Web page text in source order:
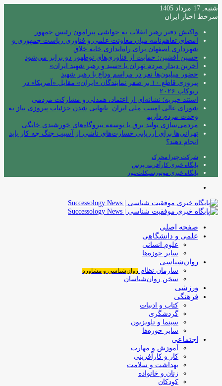
شنبه, 17 مرداد 1405
سرخط اخبار ایران
واکنش دفتر رهبر انقلاب به حواشی پیرامون رئیس جمهور
امضای تفاهم‌نامه میان معاونت علمی و فناوری ریاست جمهوری و
شهرداری اصفهان برای راه‌اندازی خانه خلاق
حسین افشین: حمایت از فناوری‌های نوظهور دو برابر می‌شود
آخرین دیدار مردم تهران با «سید و رهبر شهید ایران»
حضور میلیون‌ها نفر در مراسم وداع با رهبر شهید
پیروزی قاطع ۱۰ بر صفر نمایندگان «ایران» مقابل «آمریکا» در
ربوکاپ ۲۰۲۶
استند خیریه؛ نشانه‌ای از اعتماد، همدلی و مشارکت مردمی
شورای عالی امنیت ملی ایران: تانهایی شدن جزئیات پیروزی نیاز به
وحدت مردم داریم
مردمی‌سازی تولید برق با توسعه نیروگاه‌های خورشیدی خانگی
تهرانی‌ها برای ارزیابی خسارت‌های ناشی از آسیب جنگ چه کار باید
انجام دهند؟
شرکت چترا محرک
پایگاه خبری کارآفرینی‌پرس
پایگاه خبری موتورسیکلت‌نیوز
صفحه اصلی
علمی و دانشگاهی
علوم انسانی
سایر حوزه‌ها
روان‌شناسی
سازمان نظام روان‌شناسی و مشاوره
سخن روان‌شناسان
ورزشی
فرهنگی
کتاب و ادبیات
گردشگری
سینما و تلویزیون
سایر حوزه‌ها
اجتماعی
آموزش و مهارت
کار و کارآفرینی
بهداشت و سلامت
زنان و خانواده
کودکان